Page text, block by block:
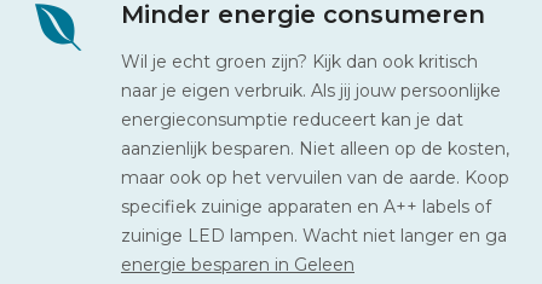
Minder energie consumeren
Wil je echt groen zijn? Kijk dan ook kritisch
naar je eigen verbruik. Als jij jouw persoonlijke
energieconsumptie reduceert kan je dat
aanzienlijk besparen. Niet alleen op de kosten,
maar ook op het vervuilen van de aarde. Koop
specifiek zuinige apparaten en A++ labels of
zuinige LED lampen. Wacht niet langer en ga
energie besparen in Geleen